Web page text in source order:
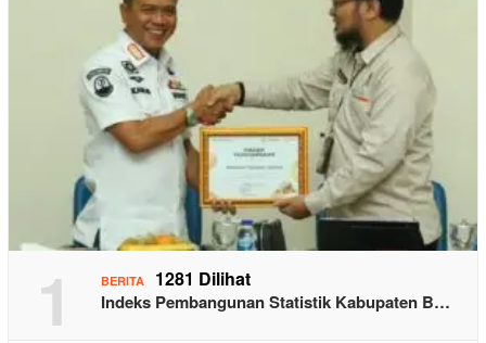
1 BERITA 1281 Dilihat
Indeks Pembangunan Statistik Kabupaten B…